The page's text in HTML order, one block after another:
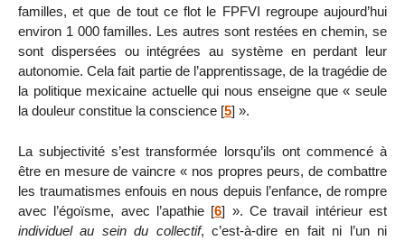
familles, et que de tout ce flot le FPFVI regroupe aujourd’hui
environ 1 000 familles. Les autres sont restées en chemin, se
sont dispersées ou intégrées au système en perdant leur
autonomie. Cela fait partie de l’apprentissage, de la tragédie de
la politique mexicaine actuelle qui nous enseigne que « seule
la douleur constitue la conscience [5] ».
La subjectivité s’est transformée lorsqu’ils ont commencé à
être en mesure de vaincre « nos propres peurs, de combattre
les traumatismes enfouis en nous depuis l’enfance, de rompre
avec l’égoïsme, avec l’apathie [6] ». Ce travail intérieur est
individuel au sein du collectif, c’est-à-dire en fait ni l’un ni